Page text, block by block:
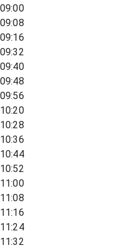
09:00
09:08
09:16
09:32
09:40
09:48
09:56
10:20
10:28
10:36
10:44
10:52
11:00
11:08
11:16
11:24
11:32